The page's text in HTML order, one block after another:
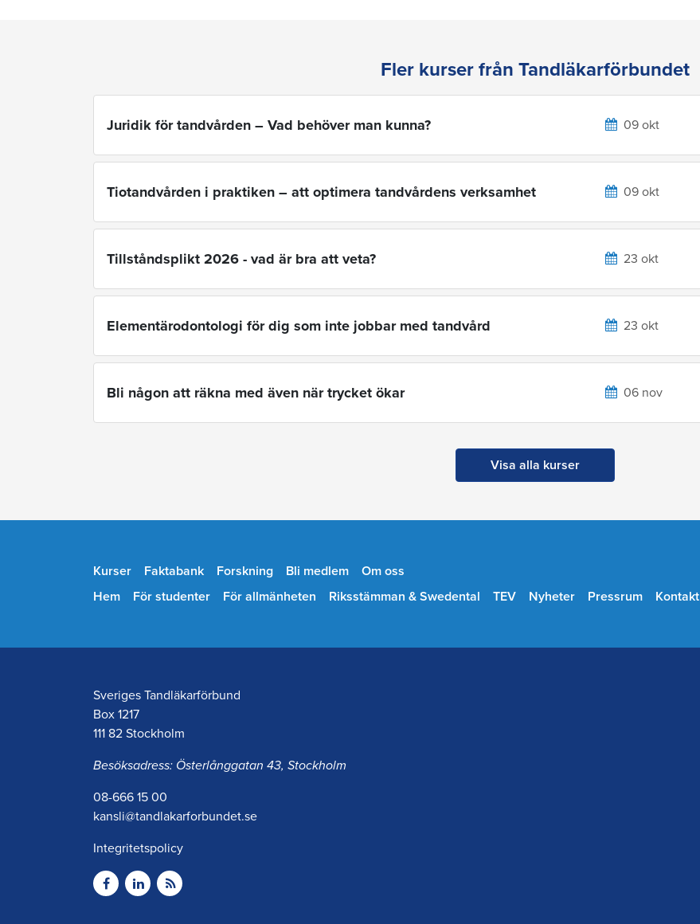
Fler kurser från Tandläkarförbundet
Juridik för tandvården – Vad behöver man kunna? 09 okt
Tiotandvården i praktiken – att optimera tandvårdens verksamhet 09 okt
Tillståndsplikt 2026 - vad är bra att veta? 23 okt
Elementärodontologi för dig som inte jobbar med tandvård 23 okt
Bli någon att räkna med även när trycket ökar 06 nov
Visa alla kurser
Kurser Faktabank Forskning Bli medlem
Om oss
Hem
För studenter För allmänheten Riksstämman & Swedental TEV Nyheter Pressrum Kontakt
Sveriges Tandläkarförbund
Box 1217
111 82 Stockholm
Besöksadress: Österlånggatan 43, Stockholm
08-666 15 00
kansli@tandlakarforbundet.se
Integritetspolicy